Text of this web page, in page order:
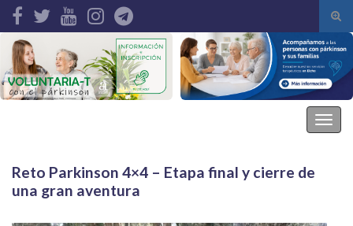
de
Search for:
Reto Parkinson 4×4 – Etapa final y cierre de
una gran aventura